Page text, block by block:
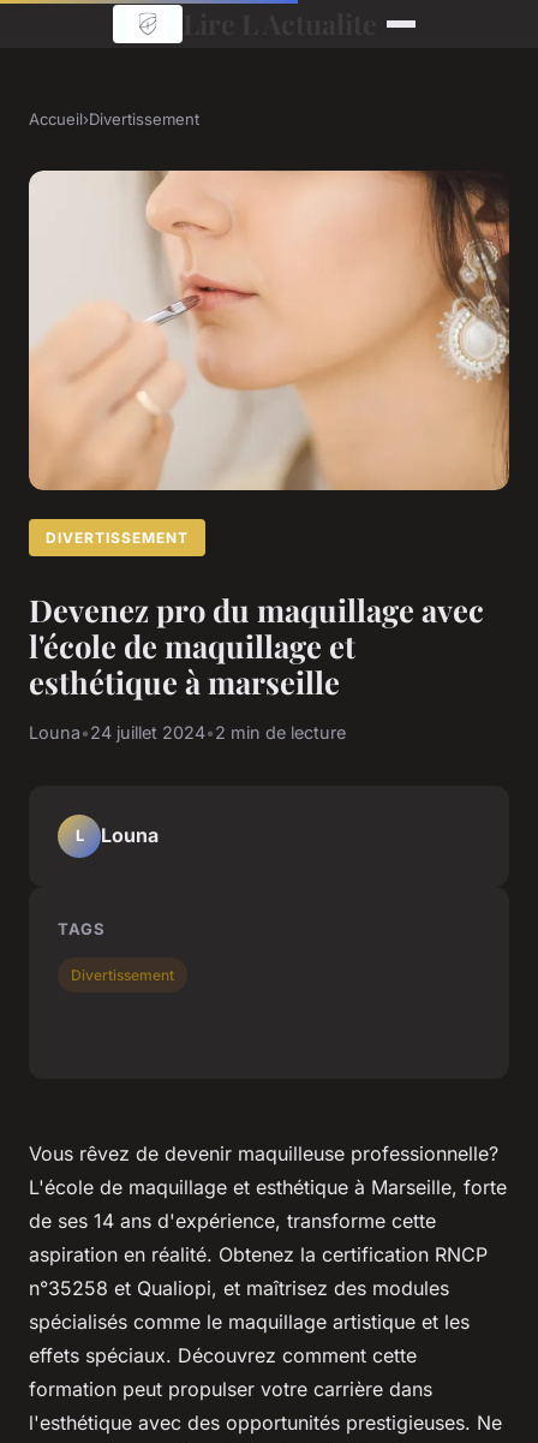
Accueil›Divertissement
DIVERTISSEMENT
Devenez pro du maquillage avec
l'école de maquillage et
esthétique à marseille
Louna•24 juillet 2024•2 min de lecture
Vous rêvez de devenir maquilleuse professionnelle?
L'école de maquillage et esthétique à Marseille, forte
de ses 14 ans d'expérience, transforme cette
aspiration en réalité. Obtenez la certification RNCP
n°35258 et Qualiopi, et maîtrisez des modules
spécialisés comme le maquillage artistique et les
effets spéciaux. Découvrez comment cette
formation peut propulser votre carrière dans
l'esthétique avec des opportunités prestigieuses. Ne
L Louna
TAGS
Divertissement